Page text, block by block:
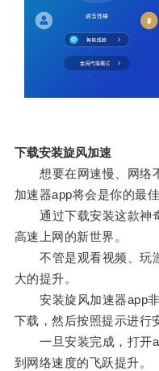
下载安装旋风加速
想要在网速慢、网络
加速器app将会是你的最佳
通过下载安装这款神奇
高速上网的新世界。
不管是观看视频、玩游
大的提升。
安装旋风加速器app非
下载，然后按照提示进行
一旦安装完成，打开
到网络速度的飞跃提升。